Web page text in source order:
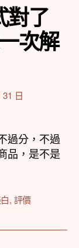
對了
次解
31 日
過分，不過
品，是不是
, 評價